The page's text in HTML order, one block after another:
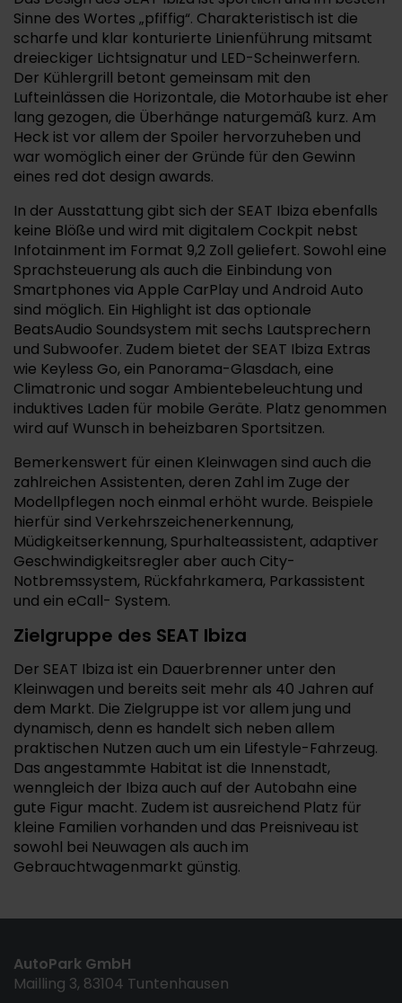
Sinne des Wortes „pfiffig“. Charakteristisch ist die
scharfe und klar konturierte Linienführung mitsamt
dreieckiger Lichtsignatur und LED-Scheinwerfern.
Der Kühlergrill betont gemeinsam mit den
Lufteinlässen die Horizontale, die Motorhaube ist eher
lang gezogen, die Überhänge naturgemäß kurz. Am
Heck ist vor allem der Spoiler hervorzuheben und
war womöglich einer der Gründe für den Gewinn
eines red dot design awards.
In der Ausstattung gibt sich der SEAT Ibiza ebenfalls
keine Blöße und wird mit digitalem Cockpit nebst
Infotainment im Format 9,2 Zoll geliefert. Sowohl eine
Sprachsteuerung als auch die Einbindung von
Smartphones via Apple CarPlay und Android Auto
sind möglich. Ein Highlight ist das optionale
BeatsAudio Soundsystem mit sechs Lautsprechern
und Subwoofer. Zudem bietet der SEAT Ibiza Extras
wie Keyless Go, ein Panorama-Glasdach, eine
Climatronic und sogar Ambientebeleuchtung und
induktives Laden für mobile Geräte. Platz genommen
wird auf Wunsch in beheizbaren Sportsitzen.
Bemerkenswert für einen Kleinwagen sind auch die
zahlreichen Assistenten, deren Zahl im Zuge der
Modellpflegen noch einmal erhöht wurde. Beispiele
hierfür sind Verkehrszeichenerkennung,
Müdigkeitserkennung, Spurhalteassistent, adaptiver
Geschwindigkeitsregler aber auch City-
Notbremssystem, Rückfahrkamera, Parkassistent
und ein eCall- System.
Zielgruppe des SEAT Ibiza
Der SEAT Ibiza ist ein Dauerbrenner unter den
Kleinwagen und bereits seit mehr als 40 Jahren auf
dem Markt. Die Zielgruppe ist vor allem jung und
dynamisch, denn es handelt sich neben allem
praktischen Nutzen auch um ein Lifestyle-Fahrzeug.
Das angestammte Habitat ist die Innenstadt,
wenngleich der Ibiza auch auf der Autobahn eine
gute Figur macht. Zudem ist ausreichend Platz für
kleine Familien vorhanden und das Preisniveau ist
sowohl bei Neuwagen als auch im
Gebrauchtwagenmarkt günstig.
AutoPark GmbH
Mailling 3, 83104 Tuntenhausen